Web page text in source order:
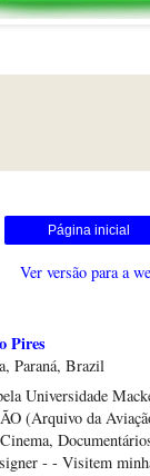
Página inicial
Ver versão para a
Pires
Paraná, Brazil
Universidade
(Arquivo da
- - Visitem